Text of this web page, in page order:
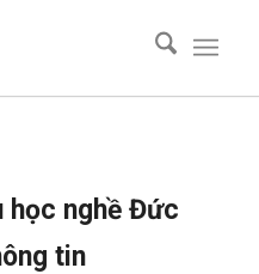
học nghề Đức
tin